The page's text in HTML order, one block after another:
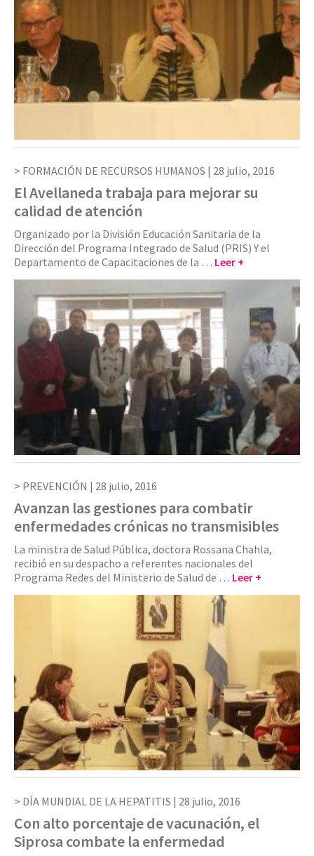
FORMACIÓN DE RECURSOS HUMANOS | 28 julio, 2016
El Avellaneda trabaja para mejorar su
calidad de atención
Organizado por la División Educación Sanitaria de la
Dirección del Programa Integrado de Salud (PRIS) Y el
Departamento de Capacitaciones de la … Leer +
PREVENCIÓN | 28 julio, 2016
Avanzan las gestiones para combatir
enfermedades crónicas no transmisibles
La ministra de Salud Pública, doctora Rossana Chahla,
recibió en su despacho a referentes nacionales del
Programa Redes del Ministerio de Salud de … Leer +
DÍA MUNDIAL DE LA HEPATITIS | 28 julio, 2016
Con alto porcentaje de vacunación, el
Siprosa combate la enfermedad